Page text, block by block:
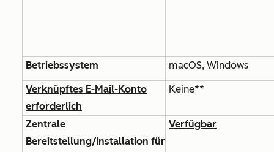
Betriebssystem macOS, Windows
Verknüpftes E-Mail-Konto
erforderlich
Keine**
Zentrale
Bereitstellung/Installation für
Verfügbar